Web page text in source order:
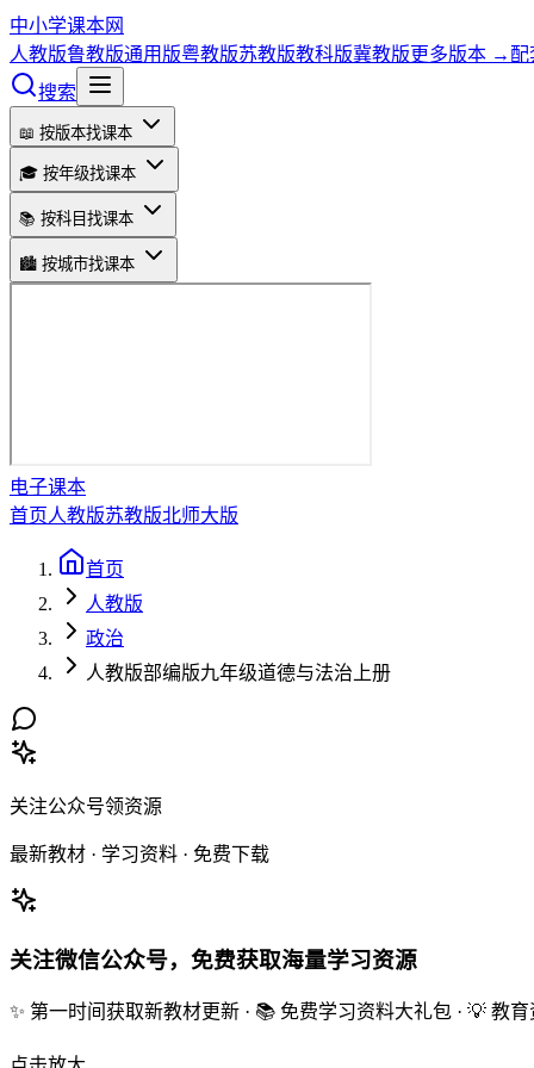
中小学课本网
人教版鲁教版通用版粤教版苏教版教科版冀教版更多版本 → 配
搜索
📖 按版本找课本
🎓 按年级找课本
📚 按科目找课本
🏙️ 按城市找课本
电子课本
首页人教版苏教版北师大版
首页
人教版
政治
人教版部编版九年级道德与法治上册
关注公众号领资源
最新教材 · 学习资料 · 免费下载
关注微信公众号，免费获取海量学习资源
✨ 第一时间获取新教材更新 · 📚 免费学习资料大礼包 · 💡 教